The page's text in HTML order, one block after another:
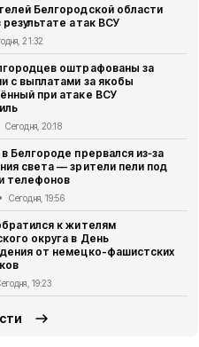
Белгородской области
атак ВСУ
21:32
оштрафованы за
с выплатами за якобы
при атаке ВСУ
Сегодня, 20:18
Белгороде прервался из‑за
света — зрители пели под
телефонов
Сегодня, 19:56
к жителям
округа в День
от немецко-фашистских
19:23